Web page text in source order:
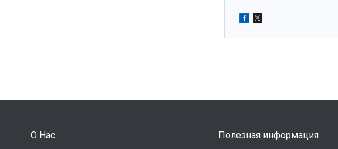
О Нас Полезная информация